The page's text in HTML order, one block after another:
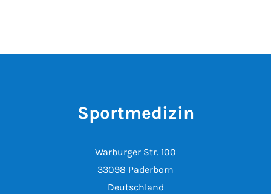
Sportmedizin
Warburger Str. 100
33098 Paderborn
Deutschland